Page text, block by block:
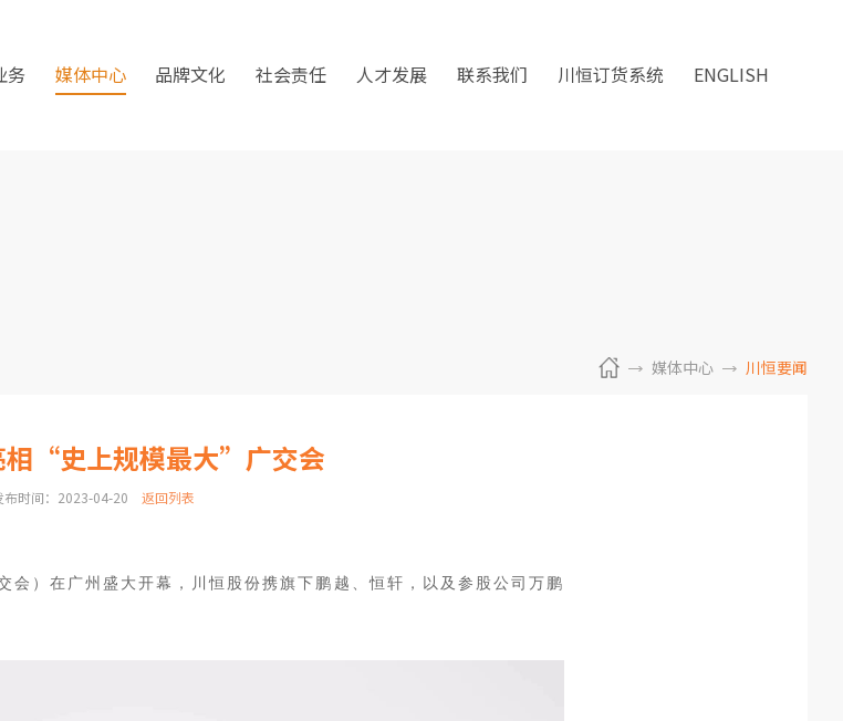
务 媒体中心 品牌文化 社会责任 人才发展 联系我们 川恒订货系统 ENGLISH
媒体中心 川恒要闻
相“史上规模最大”广交会
布时间：2023-04-20 返回列表
会）在广州盛大开幕，川恒股份携旗下鹏越、恒轩，以及参股公司万鹏